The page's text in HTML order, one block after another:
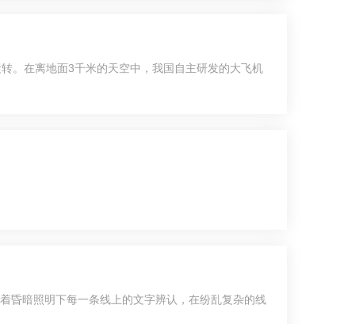
。在离地面3千米的天空中，我国自主研发的大飞机
昏暗照明下每一条线上的文字辨认，在纷乱复杂的线